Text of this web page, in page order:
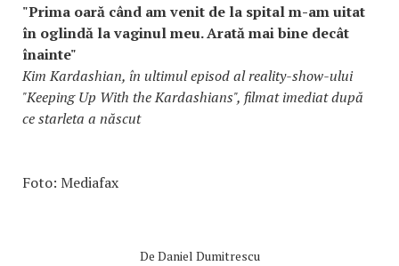
"Prima oară când am venit de la spital m-am uitat
în oglindă la vaginul meu. Arată mai bine decât
înainte"
Kim Kardashian, în ultimul episod al reality-show-ului
"Keeping Up With the Kardashians", filmat imediat după
ce starleta a născut
Foto: Mediafax
De Daniel Dumitrescu